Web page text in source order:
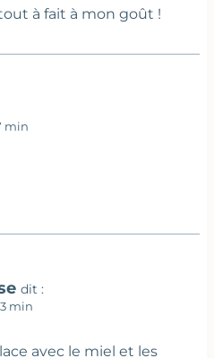
à fait à mon goût !
min
dit :
min
avec le miel et les